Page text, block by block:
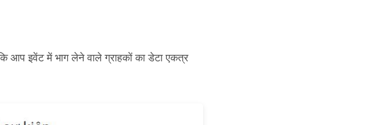
आप इवेंट में भाग लेने वाले ग्राहकों का डेटा एकत्र